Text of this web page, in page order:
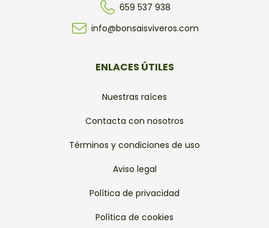
659 537 938
info@bonsaisviveros.com
ENLACES ÚTILES
Nuestras raíces
Contacta con nosotros
Términos y condiciones de uso
Aviso legal
Política de privacidad
Política de cookies